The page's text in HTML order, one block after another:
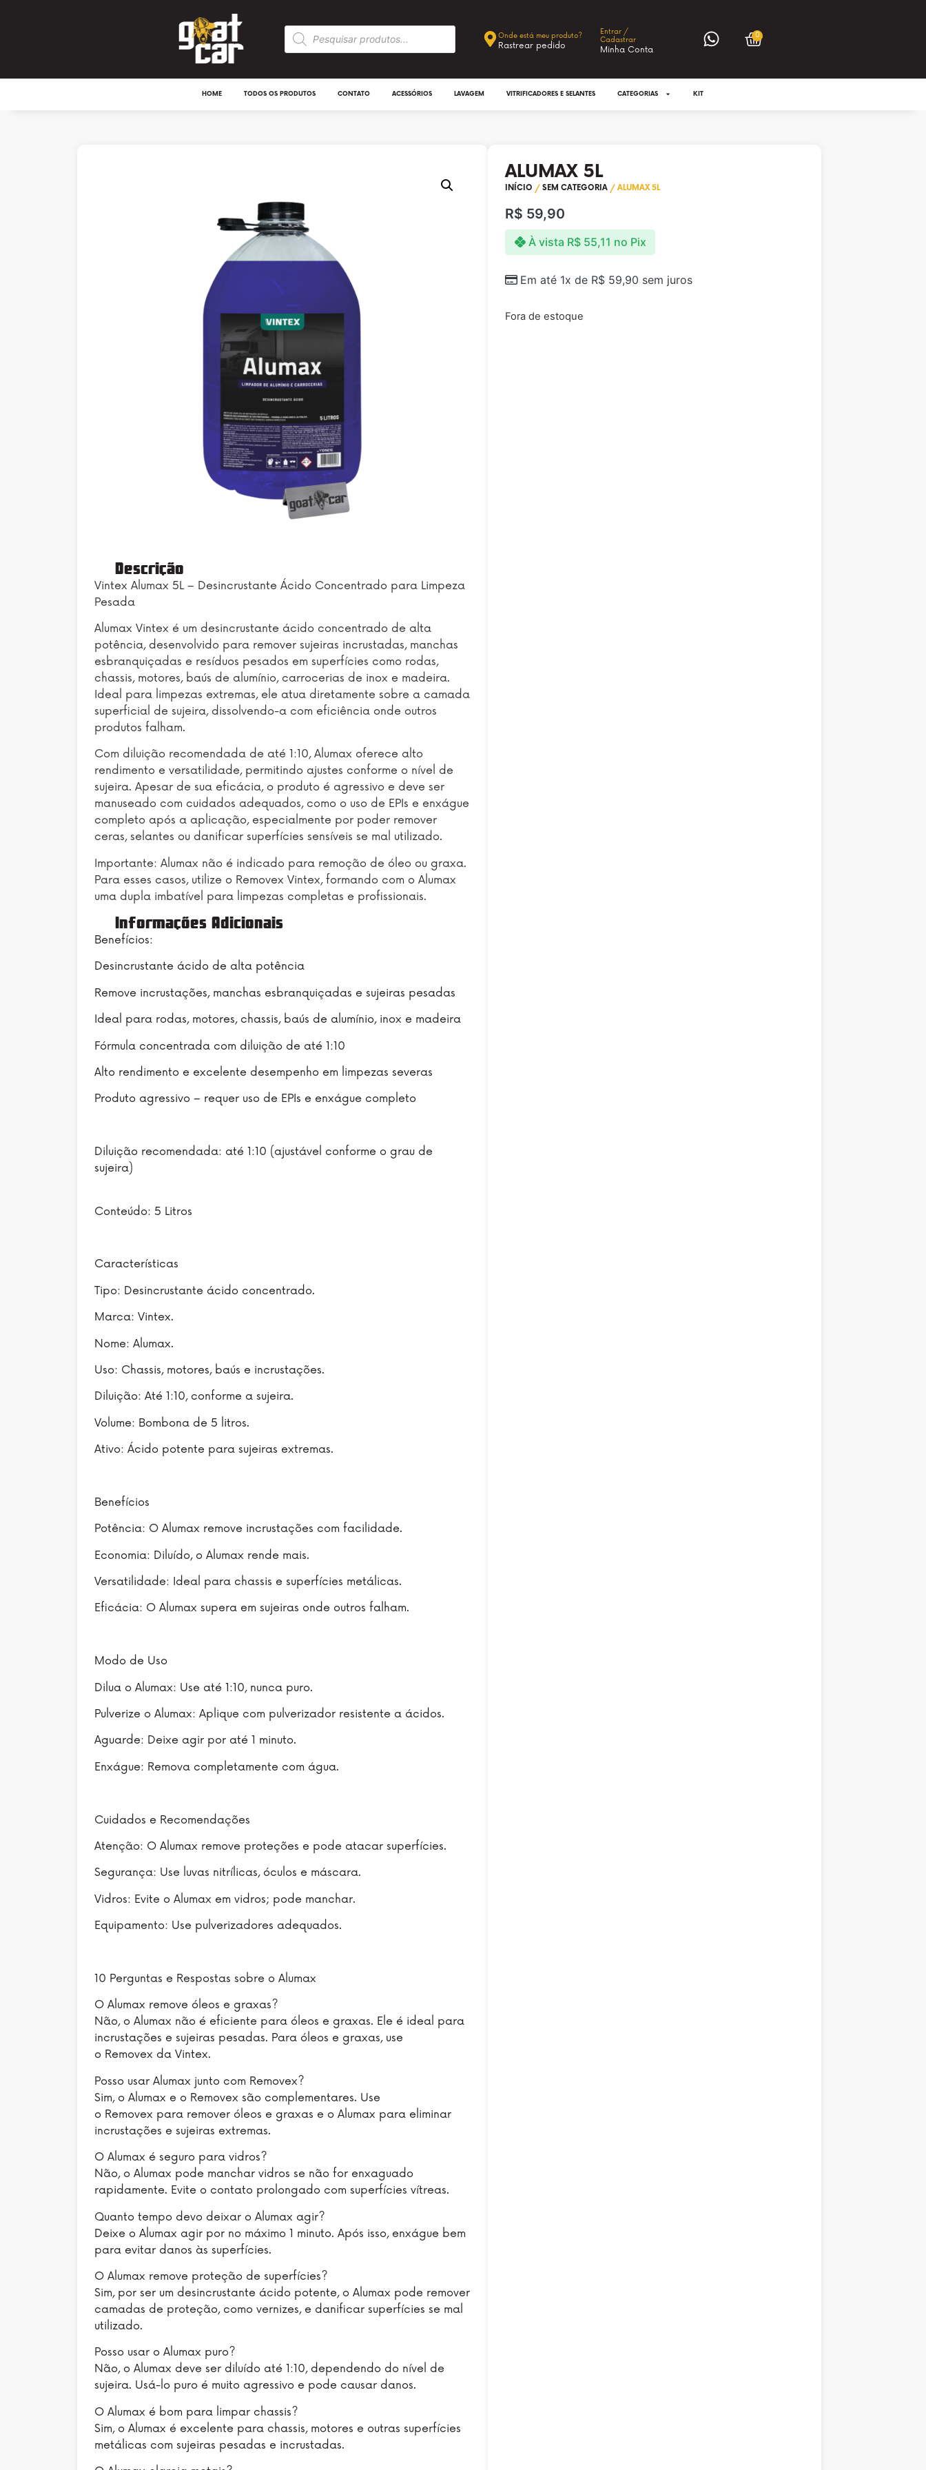
Onde está meu produto?
Rastrear pedido
Entrar /
Cadastrar
Minha Conta
0
HOME TODOS OS PRODUTOS CONTATO ACESSÓRIOS LAVAGEM VITRIFICADORES E SELANTES CATEGORIAS KIT
Descrição
Vintex Alumax 5L – Desincrustante Ácido Concentrado para Limpeza
Pesada
Alumax Vintex é um desincrustante ácido concentrado de alta
potência, desenvolvido para remover sujeiras incrustadas, manchas
esbranquiçadas e resíduos pesados em superfícies como rodas,
chassis, motores, baús de alumínio, carrocerias de inox e madeira.
Ideal para limpezas extremas, ele atua diretamente sobre a camada
superficial de sujeira, dissolvendo-a com eficiência onde outros
produtos falham.
Com diluição recomendada de até 1:10, Alumax oferece alto
rendimento e versatilidade, permitindo ajustes conforme o nível de
sujeira. Apesar de sua eficácia, o produto é agressivo e deve ser
manuseado com cuidados adequados, como o uso de EPIs e enxágue
completo após a aplicação, especialmente por poder remover
ceras, selantes ou danificar superfícies sensíveis se mal utilizado.
Importante: Alumax não é indicado para remoção de óleo ou graxa.
Para esses casos, utilize o Removex Vintex, formando com o Alumax
uma dupla imbatível para limpezas completas e profissionais.
Informações Adicionais
Benefícios:
Desincrustante ácido de alta potência
Remove incrustações, manchas esbranquiçadas e sujeiras pesadas
Ideal para rodas, motores, chassis, baús de alumínio, inox e madeira
Fórmula concentrada com diluição de até 1:10
Alto rendimento e excelente desempenho em limpezas severas
Produto agressivo – requer uso de EPIs e enxágue completo
Diluição recomendada: até 1:10 (ajustável conforme o grau de
sujeira)
Conteúdo: 5 Litros
Características
Tipo: Desincrustante ácido concentrado.
Marca: Vintex.
Nome: Alumax.
Uso: Chassis, motores, baús e incrustações.
Diluição: Até 1:10, conforme a sujeira.
Volume: Bombona de 5 litros.
Ativo: Ácido potente para sujeiras extremas.
Benefícios
Potência: O Alumax remove incrustações com facilidade.
Economia: Diluído, o Alumax rende mais.
Versatilidade: Ideal para chassis e superfícies metálicas.
Eficácia: O Alumax supera em sujeiras onde outros falham.
Modo de Uso
Dilua o Alumax: Use até 1:10, nunca puro.
Pulverize o Alumax: Aplique com pulverizador resistente a ácidos.
Aguarde: Deixe agir por até 1 minuto.
Enxágue: Remova completamente com água.
Cuidados e Recomendações
Atenção: O Alumax remove proteções e pode atacar superfícies.
Segurança: Use luvas nitrílicas, óculos e máscara.
Vidros: Evite o Alumax em vidros; pode manchar.
Equipamento: Use pulverizadores adequados.
10 Perguntas e Respostas sobre o Alumax
O Alumax remove óleos e graxas?
Não, o Alumax não é eficiente para óleos e graxas. Ele é ideal para
incrustações e sujeiras pesadas. Para óleos e graxas, use
o Removex da Vintex.
Posso usar Alumax junto com Removex?
Sim, o Alumax e o Removex são complementares. Use
o Removex para remover óleos e graxas e o Alumax para eliminar
incrustações e sujeiras extremas.
O Alumax é seguro para vidros?
Não, o Alumax pode manchar vidros se não for enxaguado
rapidamente. Evite o contato prolongado com superfícies vítreas.
Quanto tempo devo deixar o Alumax agir?
Deixe o Alumax agir por no máximo 1 minuto. Após isso, enxágue bem
para evitar danos às superfícies.
O Alumax remove proteção de superfícies?
Sim, por ser um desincrustante ácido potente, o Alumax pode remover
camadas de proteção, como vernizes, e danificar superfícies se mal
utilizado.
Posso usar o Alumax puro?
Não, o Alumax deve ser diluído até 1:10, dependendo do nível de
sujeira. Usá-lo puro é muito agressivo e pode causar danos.
O Alumax é bom para limpar chassis?
Sim, o Alumax é excelente para chassis, motores e outras superfícies
metálicas com sujeiras pesadas e incrustadas.
ALUMAX 5L
INÍCIO / SEM CATEGORIA/ ALUMAX 5L
R$ 59,90
Em até 1x de R$59,90 sem juros
À vista R$55,11 no Pix
Fora de estoque